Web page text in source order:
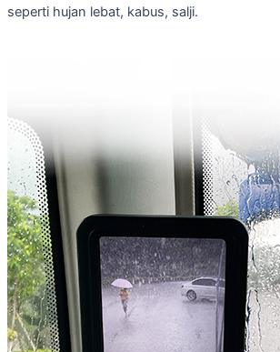
seperti hujan lebat, kabus, salji.